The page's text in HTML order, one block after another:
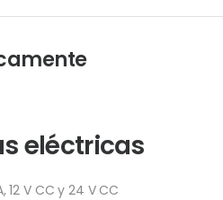
eléctricas
12 V CC y 24 V CC